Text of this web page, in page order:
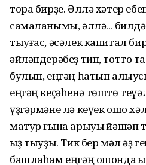
тора бирҙе. Әллә хәтер
самаланымы, әллә...
тыуғас, әсәлек капитал
әйләндерәбеҙ тип, тоттоҡ
булып, еңгәң һатып алыусы
еңгәң кеҫәһенә төштө
үҙгәрмәне лә кеүек ошо
матур ғына арыуыҡ йәшәп
ҡыҙ тыуҙы. Тик бер мәл әҙ
башлаһам еңгәң ошонда